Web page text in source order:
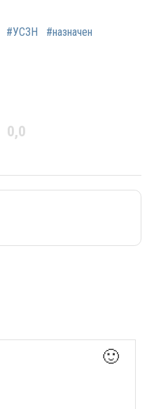
#УСЗН
#назначен
0,0
🙂